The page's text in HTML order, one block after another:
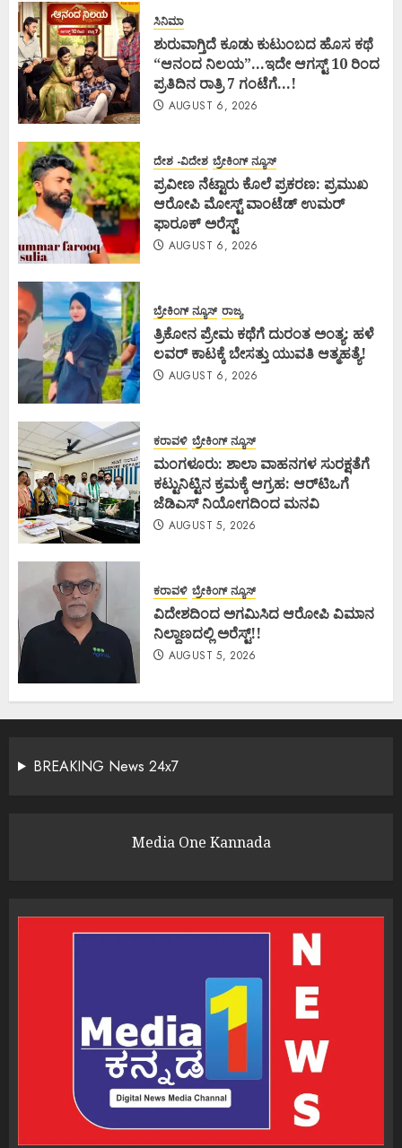
ಸಿನಿಮಾ
ಶುರುವಾಗ್ತಿದೆ ಕೂಡು ಕುಟುಂಬದ ಹೊಸ ಕಥೆ
“ಆನಂದ ನಿಲಯ”…ಇದೇ ಆಗಸ್ಟ್ 10 ರಿಂದ
ಪ್ರತಿದಿನ ರಾತ್ರಿ 7 ಗಂಟೆಗೆ…!
AUGUST 6, 2026
ದೇಶ -ವಿದೇಶ ಬ್ರೇಕಿಂಗ್ ನ್ಯೂಸ್
ಪ್ರವೀಣ ನೆಟ್ಟಾರು ಕೊಲೆ ಪ್ರಕರಣ: ಪ್ರಮುಖ
ಆರೋಪಿ ಮೋಸ್ಟ್ ವಾಂಟೆಡ್ ಉಮರ್
ಫಾರೂಕ್ ಅರೆಸ್ಟ್
AUGUST 6, 2026
ಬ್ರೇಕಿಂಗ್ ನ್ಯೂಸ್ ರಾಜ್ಯ
ತ್ರಿಕೋನ ಪ್ರೇಮ ಕಥೆಗೆ ದುರಂತ ಅಂತ್ಯ: ಹಳೆ
ಲವರ್ ಕಾಟಕ್ಕೆ ಬೇಸತ್ತು ಯುವತಿ ಆತ್ಮಹತ್ಯೆ!
AUGUST 6, 2026
ಕರಾವಳಿ ಬ್ರೇಕಿಂಗ್ ನ್ಯೂಸ್
ಮಂಗಳೂರು: ಶಾಲಾ ವಾಹನಗಳ ಸುರಕ್ಷತೆಗೆ
ಕಟ್ಟುನಿಟ್ಟಿನ ಕ್ರಮಕ್ಕೆ ಆಗ್ರಹ: ಆರ್‌ಟಿಒಗೆ
ಜೆಡಿಎಸ್ ನಿಯೋಗದಿಂದ ಮನವಿ
AUGUST 5, 2026
ಕರಾವಳಿ ಬ್ರೇಕಿಂಗ್ ನ್ಯೂಸ್
ವಿದೇಶದಿಂದ ಅಗಮಿಸಿದ ಆರೋಪಿ ವಿಮಾನ
ನಿಲ್ದಾಣದಲ್ಲಿ ಅರೆಸ್ಟ್‌!!
AUGUST 5, 2026
BREAKING News 24x7
Media One Kannada